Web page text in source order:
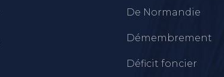
De Normandie
Démembrement
Déficit foncier